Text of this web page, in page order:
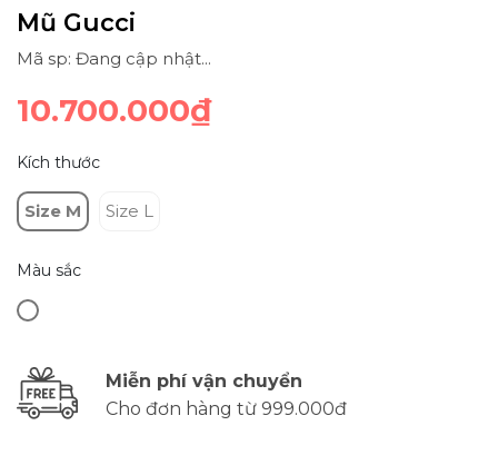
Mũ Gucci
Mã sp: Đang cập nhật...
10.700.000₫
Kích thước
Size M Size L
Màu sắc
Miễn phí vận chuyển
Cho đơn hàng từ 999.000đ